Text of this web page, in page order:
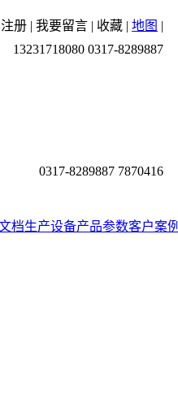
注册 | 我要留言 | 收藏 | 地图 |
13231718080 0317-8289887
0317-8289887 7870416
档生产设备产品参数客户案例